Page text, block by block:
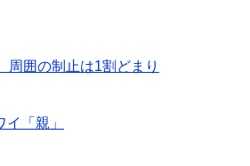
囲の制止は1割どまり
「親」